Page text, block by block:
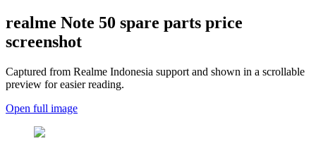
realme Note 50 spare parts price
screenshot
Captured from Realme Indonesia support and shown in a scrollable
preview for easier reading.
Open full image